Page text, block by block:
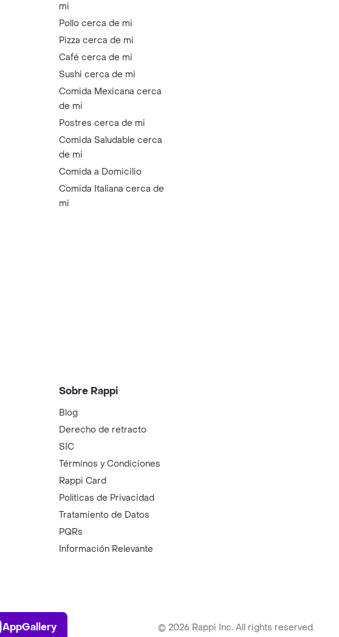
mi
Pollo cerca de mi
Pizza cerca de mi
Café cerca de mi
Sushi cerca de mi
Comida Mexicana cerca
de mi
Postres cerca de mi
Comida Saludable cerca
de mi
Comida a Domicilio
Comida Italiana cerca de
mi
Sobre Rappi
Blog
Derecho de retracto
SIC
Términos y Condiciones
Rappi Card
Políticas de Privacidad
Tratamiento de Datos
PQRs
Información Relevante
AppGallery
AppGallery © 2026 Rappi Inc. All rights reserved.